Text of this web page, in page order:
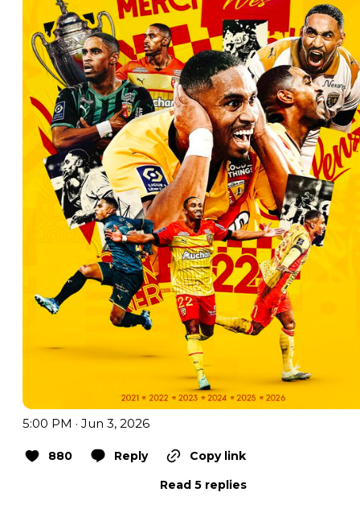
5:00 PM · Jun 3, 2026
880 Reply
Copy link
Read 5 replies